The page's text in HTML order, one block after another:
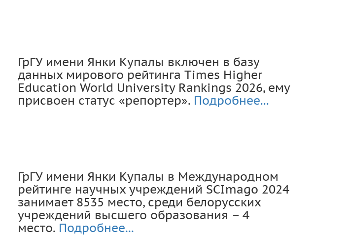
ГрГУ имени Янки Купалы включен в базу
данных мирового рейтинга Times Higher
Education World University Rankings 2026, ему
присвоен статус «репортер». Подробнее...
ГрГУ имени Янки Купалы в Международном
рейтинге научных учреждений SCImago 2024
занимает 8535 место, среди белорусских
учреждений высшего образования – 4
место. Подробнее...